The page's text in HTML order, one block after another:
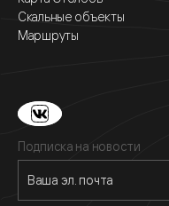
Скальные объекты
Маршруты
Подписка на новости